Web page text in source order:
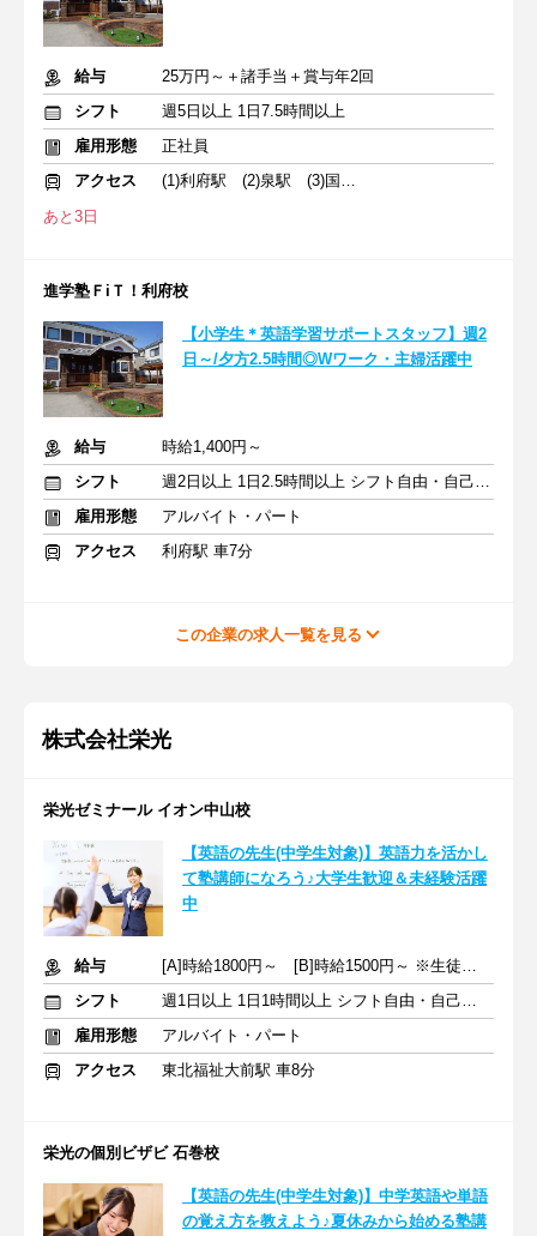
給与
25万円～＋諸手当＋賞与年2回
シフト
週5日以上 1日7.5時間以上
雇用形態
正社員
アクセス
(1)利府駅 (2)泉駅 (3)国府多賀城駅
あと3日
進学塾ＦiＴ！利府校
【小学生＊英語学習サポートスタッフ】週2
日～/夕方2.5時間◎Wワーク・主婦活躍中
給与
時給1,400円～
シフト
週2日以上 1日2.5時間以上 シフト自由・自己申告
雇用形態
アルバイト・パート
アクセス
利府駅 車7分
この企業の求人一覧を見る
株式会社栄光
栄光ゼミナール イオン中山校
【英語の先生(中学生対象)】英語力を活かし
て塾講師になろう♪大学生歓迎＆未経験活躍
中
給与
[A]時給1800円～ [B]時給1500円～ ※生徒数による
シフト
週1日以上 1日1時間以上 シフト自由・自己申告
雇用形態
アルバイト・パート
アクセス
東北福祉大前駅 車8分
栄光の個別ビザビ 石巻校
【英語の先生(中学生対象)】中学英語や単語
の覚え方を教えよう♪夏休みから始める塾講